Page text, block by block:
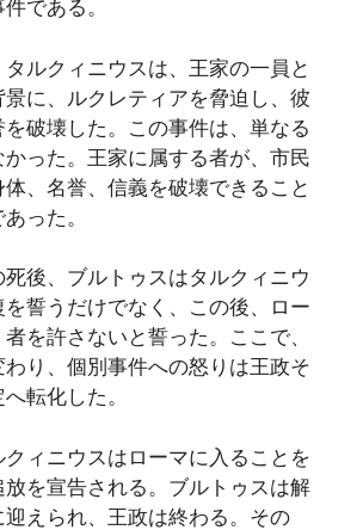
である。
ルクィニウスは、王家の一員と
景に、ルクレティアを脅迫し、彼
破壊した。この事件は、単なる
った。王家に属する者が、市民
、名誉、信義を破壊できること
った。
後、ブルトゥスはタルクィニウ
誓うだけでなく、この後、ロー
を許さないと誓った。ここで、
り、個別事件への怒りは王政そ
転化した。
ィニウスはローマに入ることを
を宣告される。ブルトゥスは解
えられ、王政は終わる。その